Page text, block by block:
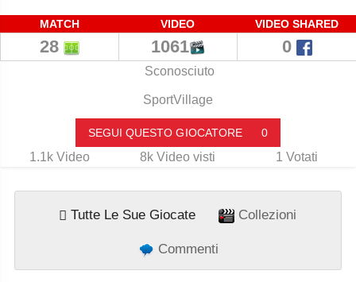
MATCH VIDEO VIDEO SHARED
28 1061 0
Sconosciuto
SportVillage
SEGUI QUESTO GIOCATORE 0
1.1k Video 8k Video visti 1 Votati
Tutte Le Sue Giocate Collezioni
Commenti